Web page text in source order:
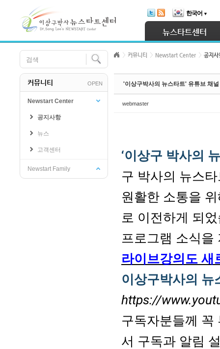
한국어 ▼
뉴스타트센터
커뮤니티 OPEN
Newstart Center
공지사항
뉴스
고객센터
Newstart Family
커뮤니티 Newstart Center 공지사
'이상구박사의 뉴스타트' 유튜브 채
webmaster
‘이상구 박사의
구 박사의 뉴스
원활한 소통을
로 이전하게 되
프로그램 소식을
라이브강의도 새
이상구박사의 뉴
https://
구독자분들께 꼭
서 구독과 알림
Sketchbook5, 스케치북5
Sketchbook5, 스케치북5